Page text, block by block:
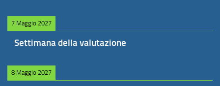
7 Maggio 2027
Settimana della valutazione
8 Maggio 2027